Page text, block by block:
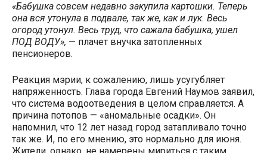
«Бабушка совсем недавно закупила картошки. Теперь
она вся утонула в подвале, так же, как и лук. Весь
огород утонул. Весь труд, что сажала бабушка, ушел
ПОД ВОДУ», — плачет внучка затопленных
пенсионеров.
Реакция мэрии, к сожалению, лишь усугубляет
напряженность. Глава города Евгений Наумов заявил,
что система водоотведения в целом справляется. А
причина потопов — «аномальные осадки». Он
напомнил, что 12 лет назад город затапливало точно
так же. И, по его мнению, это нормально для июня.